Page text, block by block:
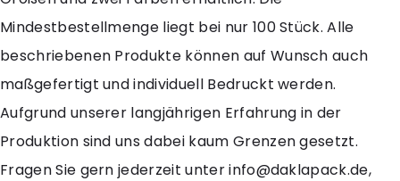
Mindestbestellmenge liegt bei nur 100 Stück. Alle
beschriebenen Produkte können auf Wunsch auch
maßgefertigt und individuell Bedruckt werden.
Aufgrund unserer langjährigen Erfahrung in der
Produktion sind uns dabei kaum Grenzen gesetzt.
Fragen Sie gern jederzeit unter info@daklapack.de,